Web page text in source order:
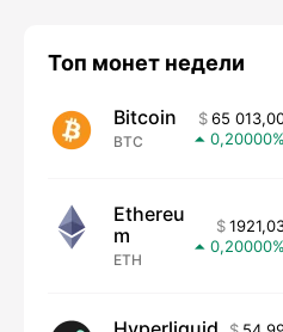
Топ монет недели
Bitcoin
BTC
65
0,20000
Ethereu
m
ETH
0,20000